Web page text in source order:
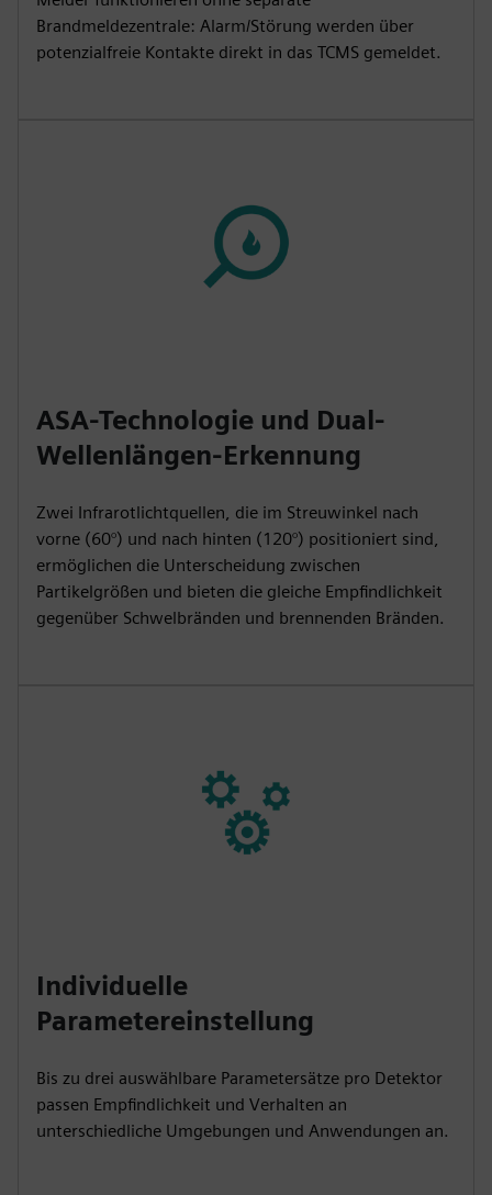
Brandmeldezentrale: Alarm/Störung werden über
potenzialfreie Kontakte direkt in das TCMS gemeldet.
ASA-Technologie und Dual-
Wellenlängen-Erkennung
Zwei Infrarotlichtquellen, die im Streuwinkel nach
vorne (60°) und nach hinten (120°) positioniert sind,
ermöglichen die Unterscheidung zwischen
Partikelgrößen und bieten die gleiche Empfindlichkeit
gegenüber Schwelbränden und brennenden Bränden.
Individuelle
Parametereinstellung
Bis zu drei auswählbare Parametersätze pro Detektor
passen Empfindlichkeit und Verhalten an
unterschiedliche Umgebungen und Anwendungen an.